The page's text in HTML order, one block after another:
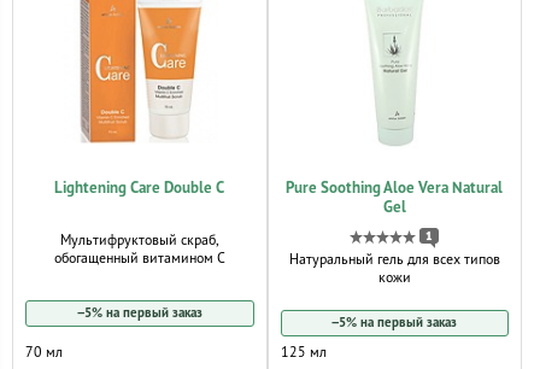
Lightening Care Double C
Мультифруктовый скраб,
обогащенный витамином С
−5% на первый заказ
70 мл
Pure Soothing Aloe Vera Natural
Gel
1
Натуральный гель для всех типов
кожи
−5% на первый заказ
125 мл